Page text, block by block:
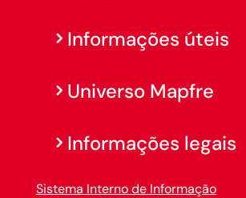
Informações úteis
Universo Mapfre
Informações legais
Sistema Interno de Informação